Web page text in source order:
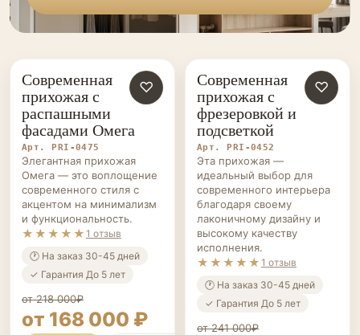
ПРИХОЖИЕ НА ЗАКАЗ
♡
Современная
прихожая с
распашными
фасадами Омега
Арт. PRI-0475
Элегантная прихожая
Омега — это воплощение
современного стиля с
акцентом на минимализм
и функциональность.
★★★★★ 1 отзыв
🕐 На заказ 30-45 дней
✓ Гарантия До 5 лет
от 218 000₽
от 168 000 ₽
ПРИХОЖИЕ НА ЗАКАЗ
♡
Современная
прихожая с
фрезеровкой и
подсветкой
Арт. PRI-0452
Эта прихожая —
идеальный выбор для
современного интерьера
благодаря своему
лаконичному дизайну и
высокому качеству
исполнения.
★★★★★ 1 отзыв
🕐 На заказ 30-45 дней
✓ Гарантия До 5 лет
от 241 000₽